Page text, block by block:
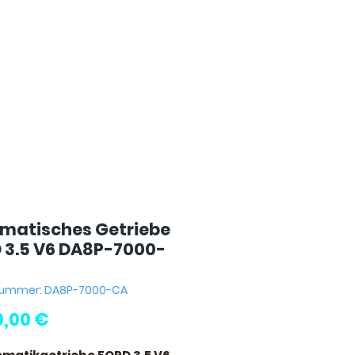
Getriebe
3.5 V6 DA8P-7000-
DA8P-7000-CA
€